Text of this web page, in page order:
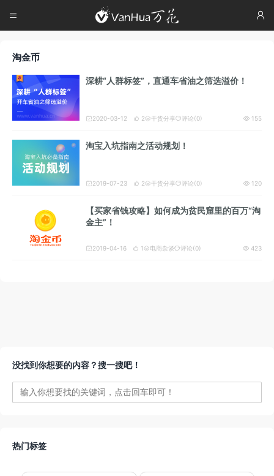

 
淘金币
深耕“人群标签”，直通车省油之筛选溢价！
 2020-03-12  2  155
 干货分享评论(0)
淘宝入坑指南之活动规划！
 2019-07-23  2  120
 干货分享评论(0)
【买家省钱攻略】如何成为贫民窟里的百万“淘
金主”！
 2019-04-16  1  423
 电商杂谈评论(0)
没找到你想要的内容？搜一搜吧！
热门标签